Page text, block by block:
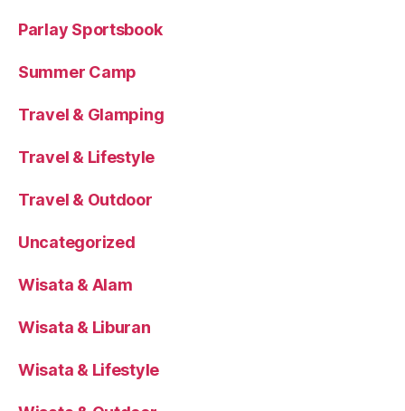
Parlay Sportsbook
Summer Camp
Travel & Glamping
Travel & Lifestyle
Travel & Outdoor
Uncategorized
Wisata & Alam
Wisata & Liburan
Wisata & Lifestyle